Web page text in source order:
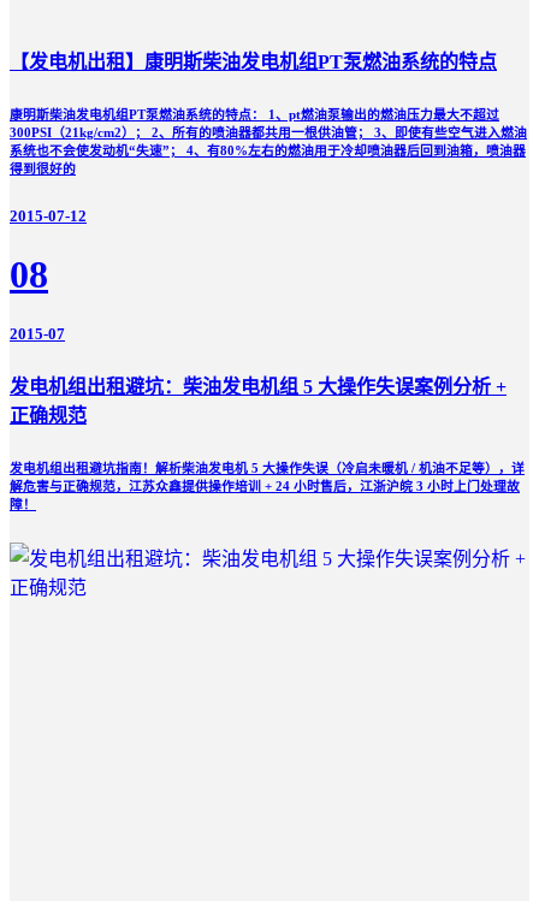
【发电机出租】康明斯柴油发电机组PT泵燃油系统的特点
康明斯柴油发电机组PT泵燃油系统的特点： 1、pt燃油泵输出的燃油压力最大不超过
300PSI（21kg/cm2）； 2、所有的喷油器都共用一根供油管； 3、即使有些空气进入燃油
系统也不会使发动机“失速”； 4、有80%左右的燃油用于冷却喷油器后回到油箱，喷油器
得到很好的
2015-07-12
08
2015-07
发电机组出租避坑：柴油发电机组 5 大操作失误案例分析 +
正确规范
发电机组出租避坑指南！解析柴油发电机 5 大操作失误（冷启未暖机 / 机油不足等），详
解危害与正确规范，江苏众鑫提供操作培训 + 24 小时售后，江浙沪皖 3 小时上门处理故
障！